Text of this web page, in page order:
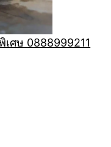
ศษ 0888999211